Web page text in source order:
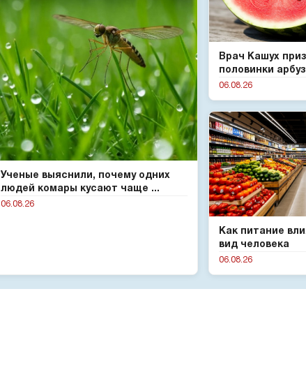
Врач Кашух
половинки
06.08.26
Ученые выяснили, почему одних
людей комары кусают чаще ...
06.08.26
Как питание
вид человека
06.08.26